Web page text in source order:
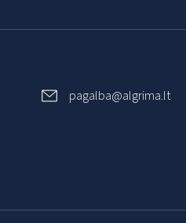
pagalba@algrima.lt